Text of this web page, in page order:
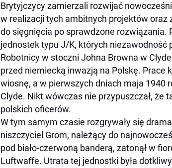
Brytyjczycy zamierzali rozwijać
w realizacji tych ambitnych projektów oraz
do sięgnięcia po sprawdzone
jednostek typu J/K, których niezawodność
Robotnicy w stoczni Johna Browna w
przed niemiecką inwazją na Polskę. Prace
wiosnę, a w pierwszych dniach maja 1940
Clyde. Nikt wówczas nie przypuszczał, że
polskich oficerów.
W tym samym czasie rozgrywały się
niszczyciel Grom, należący do
pod biało-czerwoną banderą, zatonął w
Luftwaffe. Utrata tej jednostki była